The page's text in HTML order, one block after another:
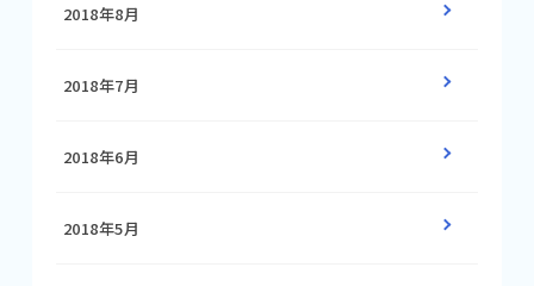
2018年8月
2018年7月
2018年6月
2018年5月